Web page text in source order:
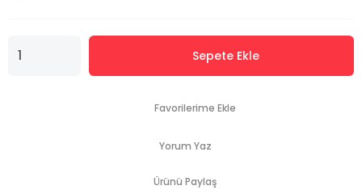
Sepete Ekle
Yorum Yaz
Ürünü Paylaş